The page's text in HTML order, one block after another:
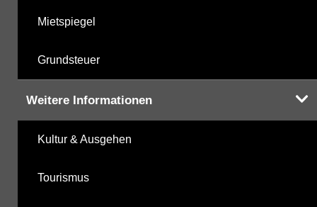
Mietspiegel
Grundsteuer
Weitere Informationen
Kultur & Ausgehen
Tourismus